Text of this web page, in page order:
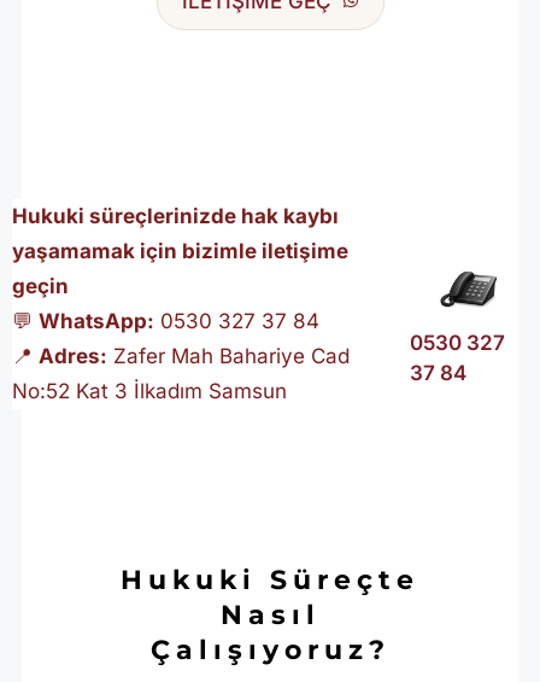
Hukuki süreçlerinizde hak kaybı
yaşamamak için bizimle iletişime
geçin
💬 WhatsApp: 0530 327 37 84
📍 Adres: Zafer Mah Bahariye Cad
No:52 Kat 3 İlkadım Samsun
0530 327
37 84
Hukuki Süreçte
Nasıl
Çalışıyoruz?